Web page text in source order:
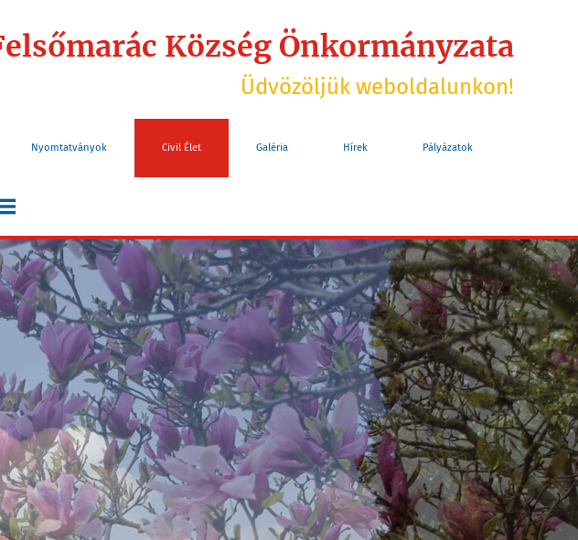
Község Önkormányzata
Üdvözöljük weboldalunkon!
Nyomtatványok Civil Élet Galéria Hírek Pályázatok